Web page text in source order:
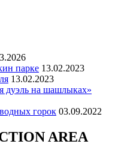
парке 13.02.2023
13.02.2023
дуэль на шашлыках»
горок 03.09.2022
AREA